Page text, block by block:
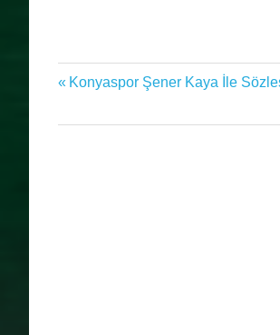
Galatasaray
Yazı
gezinmesi
Previous
Konyaspor Şener Kaya İle